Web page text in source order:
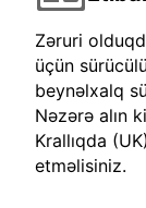
Zəruri
üçün
beynəlxalq
Nəzərə alın
Krallıqda
etməlisiniz.